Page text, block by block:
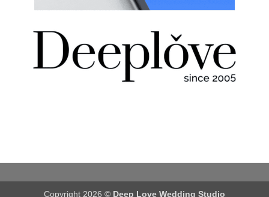
Copyright 2026 © Deep Love Wedding Studio